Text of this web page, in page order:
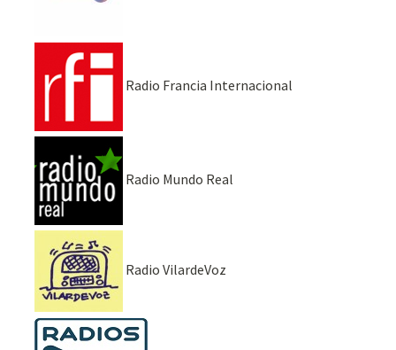
Radio Francia Internacional
Radio Mundo Real
Radio VilardeVoz